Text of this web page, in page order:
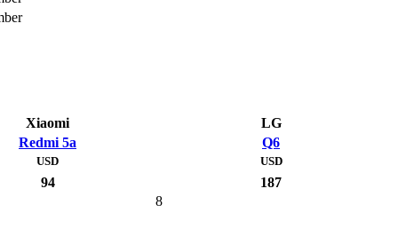
Xiaomi
LG
Redmi 5a
Q6
USD
94
USD
187
8